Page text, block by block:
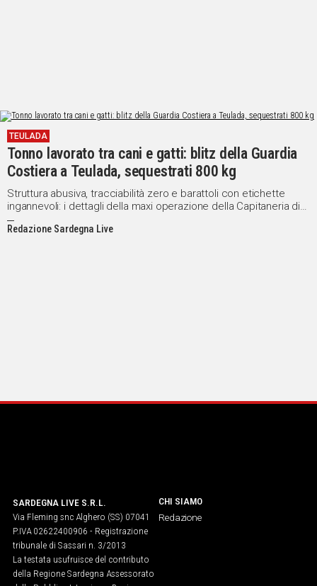
TEULADA
Tonno lavorato tra cani e gatti: blitz della Guardia
Costiera a Teulada, sequestrati 800 kg
Struttura abusiva, tracciabilità zero e barattoli con etichette
ingannevoli: i dettagli della maxi operazione della Capitaneria di
porto a Teulada
Redazione Sardegna Live
SARDEGNA LIVE S.R.L.
Via Fleming snc Alghero (SS) 07041
P.IVA 02622400906 - Registrazione
tribunale di Sassari n. 3/2013
La testata usufruisce del contributo
della Regione Sardegna Assessorato
CHI SIAMO
Redazione